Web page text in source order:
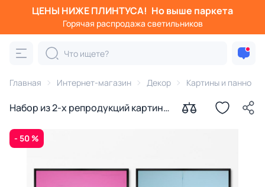
ЦЕНЫ НИЖЕ ПЛИНТУСА! Но выше паркета
Горячая распродажа светильников
Главная Интернет-магазин Декор Картины и панно
Набор из 2-х репродукций картин
- 50 %